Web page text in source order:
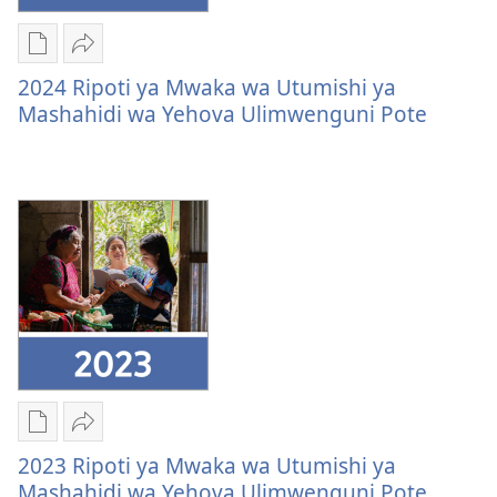
Ujasiri
Mbinu
za
kupakua
2024
Ripoti
ya
Mwaka
wa
Utumishi
Mashahidi
wa
Yehova
Ulimwenguni
Shiriki
2024
Ripoti
Utumishi
ya
Mashahidi
wa
Yehova
Ulimwenguni
Pote
2024 Ripoti ya Mwaka wa Utumishi ya
Mashahidi wa Yehova Ulimwenguni Pote
Mbinu
za
kupakua
Shiriki
2023
Ripoti
2023 Ripoti ya Mwaka wa Utumishi ya